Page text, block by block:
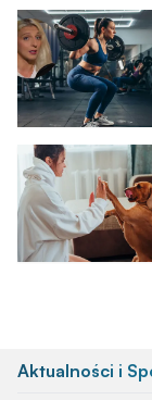
Aktualności i